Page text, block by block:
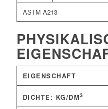
ASTM A213
EIGENSCHAFT
DICHTE: KG/DM3